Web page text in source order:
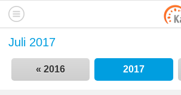
Juli 2017
« 2016 2017